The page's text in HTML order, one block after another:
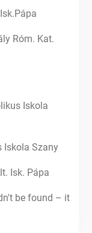
Róm. Kat.
Iskola
Iskola Szany
Isk. Pápa
be found – it